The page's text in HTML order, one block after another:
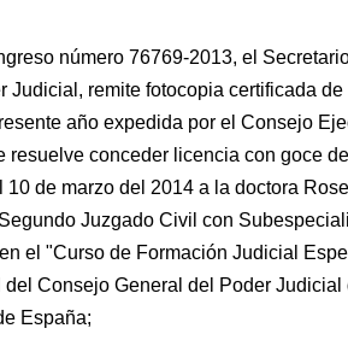
número 76769-2013, el
Judicial, remite fotocopia certificada
año expedida por el Consejo
resuelve conceder licencia con goce
10 de marzo del 2014 a la doctora
Juzgado Civil con
el "Curso de Formación Judicial
del Consejo General del Poder
España;